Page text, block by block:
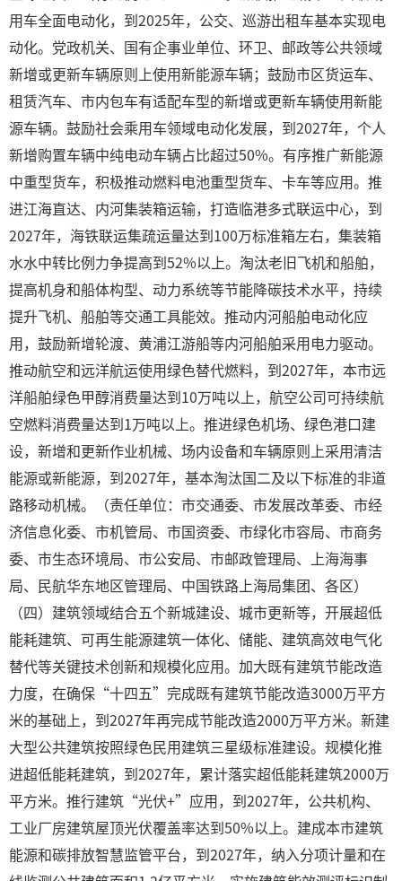
用车全面电动化，到2025年，公交、巡游出租车基本实现电
动化。党政机关、国有企事业单位、环卫、邮政等公共领域
新增或更新车辆原则上使用新能源车辆；鼓励市区货运车、
租赁汽车、市内包车有适配车型的新增或更新车辆使用新能
源车辆。鼓励社会乘用车领域电动化发展，到2027年，个人
新增购置车辆中纯电动车辆占比超过50%。有序推广新能源
中重型货车，积极推动燃料电池重型货车、卡车等应用。推
进江海直达、内河集装箱运输，打造临港多式联运中心，到
2027年，海铁联运集疏运量达到100万标准箱左右，集装箱
水水中转比例力争提高到52%以上。淘汰老旧飞机和船舶，
提高机身和船体构型、动力系统等节能降碳技术水平，持续
提升飞机、船舶等交通工具能效。推动内河船舶电动化应
用，鼓励新增轮渡、黄浦江游船等内河船舶采用电力驱动。
推动航空和远洋航运使用绿色替代燃料，到2027年，本市远
洋船舶绿色甲醇消费量达到10万吨以上，航空公司可持续航
空燃料消费量达到1万吨以上。推进绿色机场、绿色港口建
设，新增和更新作业机械、场内设备和车辆原则上采用清洁
能源或新能源，到2027年，基本淘汰国二及以下标准的非道
路移动机械。（责任单位：市交通委、市发展改革委、市经
济信息化委、市机管局、市国资委、市绿化市容局、市商务
委、市生态环境局、市公安局、市邮政管理局、上海海事
局、民航华东地区管理局、中国铁路上海局集团、各区）
（四）建筑领域结合五个新城建设、城市更新等，开展超低
能耗建筑、可再生能源建筑一体化、储能、建筑高效电气化
替代等关键技术创新和规模化应用。加大既有建筑节能改造
力度，在确保“十四五”完成既有建筑节能改造3000万平方
米的基础上，到2027年再完成节能改造2000万平方米。新建
大型公共建筑按照绿色民用建筑三星级标准建设。规模化推
进超低能耗建筑，到2027年，累计落实超低能耗建筑2000万
平方米。推行建筑“光伏+”应用，到2027年，公共机构、
工业厂房建筑屋顶光伏覆盖率达到50%以上。建成本市建筑
能源和碳排放智慧监管平台，到2027年，纳入分项计量和在